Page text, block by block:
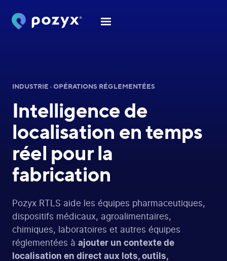
INDUSTRIE · OPÉRATIONS RÉGLEMENTÉES
Intelligence de
localisation en temps
réel pour la
fabrication
Pozyx RTLS aide les équipes pharmaceutiques,
dispositifs médicaux, agroalimentaires,
chimiques, laboratoires et autres équipes
réglementées à ajouter un contexte de
localisation en direct aux lots, outils,